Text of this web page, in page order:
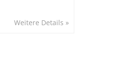
Weitere Details »